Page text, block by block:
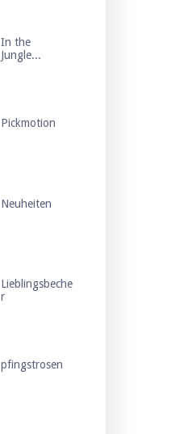
In the
Jungle...
Pickmotion
Neuheiten
Lieblingsbeche
r
pfingstrosen